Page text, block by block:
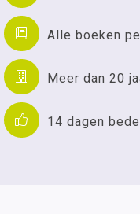
Alle boeken
Meer dan 20
14 dagen